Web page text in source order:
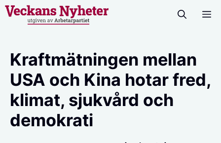
Hoppa
Kraftmätningen mellan
USA och Kina hotar fred,
klimat, sjukvård och
demokrati